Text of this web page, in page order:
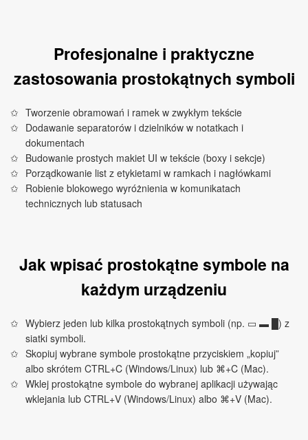
Profesjonalne i praktyczne
zastosowania prostokątnych symboli
Tworzenie obramowań i ramek w zwykłym tekście
Dodawanie separatorów i dzielników w notatkach i
dokumentach
Budowanie prostych makiet UI w tekście (boxy i sekcje)
Porządkowanie list z etykietami w ramkach i nagłówkami
Robienie blokowego wyróżnienia w komunikatach
technicznych lub statusach
Jak wpisać prostokątne symbole na
każdym urządzeniu
Wybierz jeden lub kilka prostokątnych symboli (np. ▭ ▬ █) z
siatki symboli.
Skopiuj wybrane symbole prostokątne przyciskiem „kopiuj”
albo skrótem CTRL+C (Windows/Linux) lub ⌘+C (Mac).
Wklej prostokątne symbole do wybranej aplikacji używając
wklejania lub CTRL+V (Windows/Linux) albo ⌘+V (Mac).